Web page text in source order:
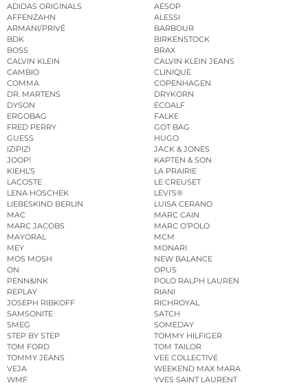
ADIDAS ORIGINALS
AESOP
AFFENZAHN
ALESSI
ARMANI/PRIVÉ
BARBOUR
BDK
BIRKENSTOCK
BOSS
BRAX
CALVIN KLEIN
CALVIN KLEIN JEANS
CAMBIO
CLINIQUE
COMMA
COPENHAGEN
DR. MARTENS
DRYKORN
DYSON
ECOALF
ERGOBAG
FALKE
FRED PERRY
GOT BAG
GUESS
HUGO
IZIPIZI
JACK & JONES
JOOP!
KAPTEN & SON
KIEHL’S
LA PRAIRIE
LACOSTE
LE CREUSET
LENA HOSCHEK
LEVI’S®
LIEBESKIND BERLIN
LUISA CERANO
MAC
MARC CAIN
MARC JACOBS
MARC O’POLO
MAYORAL
MCM
MEY
MONARI
MOS MOSH
NEW BALANCE
ON
OPUS
PENN&INK
POLO RALPH LAUREN
REPLAY
RIANI
JOSEPH RIBKOFF
RICHROYAL
SAMSONITE
SATCH
SMEG
SOMEDAY
STEP BY STEP
TOMMY HILFIGER
TOM FORD
TOM TAILOR
TOMMY JEANS
VEE COLLECTIVE
VEJA
WEEKEND MAX MARA
WMF
YVES SAINT LAURENT